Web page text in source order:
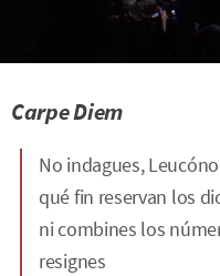
Carpe Diem
No indagues,
qué fin reservan los
ni combines los
resignes